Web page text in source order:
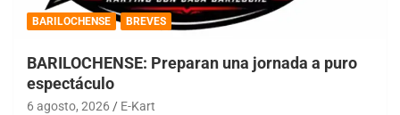
BARILOCHENSE BREVES
BARILOCHENSE: Preparan una jornada a puro
espectáculo
6 agosto, 2026 E-Kart